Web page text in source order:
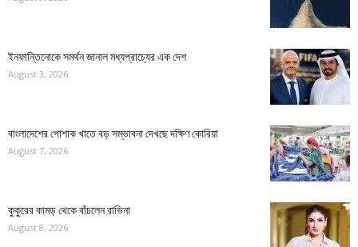
ইনফান্তিনোকে সমর্থন জানাল মধ্যপ্রাচ্যের এক দেশ
August 3, 2026
বাংলাদেশের পোশাক খাতে বড় সম্ভাবনা দেখছে দক্ষিণ কোরিয়া
August 7, 2026
কুকুরের কামড় থেকে বাঁচলেন রাভিনা
August 8, 2026